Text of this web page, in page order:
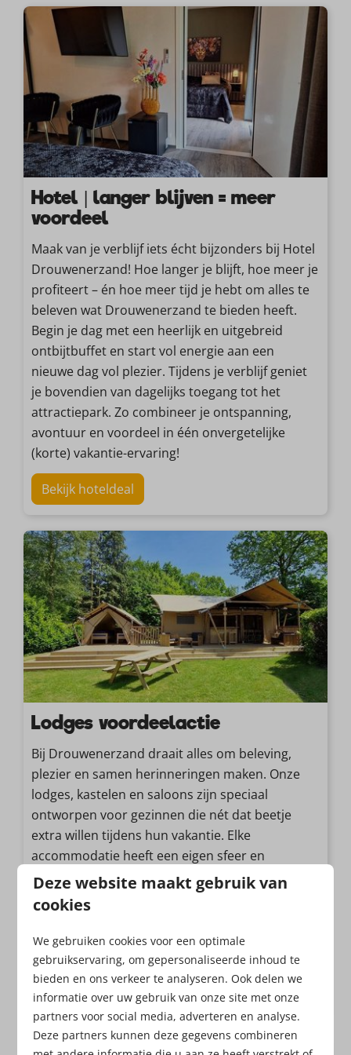
Hotel | langer blijven = meer
voordeel
Maak van je verblijf iets écht bijzonders bij Hotel
Drouwenerzand! Hoe langer je blijft, hoe meer je
profiteert – én hoe meer tijd je hebt om alles te
beleven wat Drouwenerzand te bieden heeft.
Begin je dag met een heerlijk en uitgebreid
ontbijtbuffet en start vol energie aan een
nieuwe dag vol plezier. Tijdens je verblijf geniet
je bovendien van dagelijks toegang tot het
attractiepark. Zo combineer je ontspanning,
avontuur en voordeel in één onvergetelijke
(korte) vakantie-ervaring!
Bekijk hoteldeal
Lodges voordeelactie
Bij Drouwenerzand draait alles om beleving,
plezier en samen herinneringen maken. Onze
lodges, kastelen en saloons zijn speciaal
ontworpen voor gezinnen die nét dat beetje
extra willen tijdens hun vakantie. Elke
accommodatie heeft een eigen sfeer en
karakter, zodat er altijd een verblijf is dat perfect
aansluit bij jullie wensen. Tijdens je verblijf
profiteer je van dagelijks toegang tot het all-in
attractiepark mét all-in formule. Dit wordt een
verblijf om niet te vergeten!
Voordeelactie boeken
Deze website maakt gebruik van
cookies
We gebruiken cookies voor een optimale
gebruikservaring, om gepersonaliseerde inhoud te
bieden en ons verkeer te analyseren. Ook delen we
informatie over uw gebruik van onze site met onze
partners voor social media, adverteren en analyse.
Deze partners kunnen deze gegevens combineren